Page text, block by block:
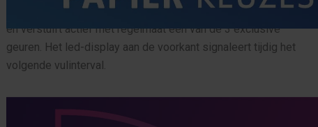
geurbeleving. De dispenser werkt op batterijen of netstroom
en verstuift actief met regelmaat een van de 3 exclusive
geuren. Het led-display aan de voorkant signaleert tijdig het
volgende vulinterval.